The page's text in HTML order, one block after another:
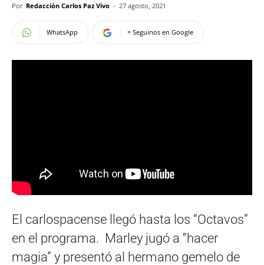
Por Redacción Carlos Paz Vivo - 27 agosto, 2021
WhatsApp + Seguinos en Google
El carlospacense llegó hasta los “Octavos”
en el programa. Marley jugó a “hacer
magia” y presentó al hermano gemelo de